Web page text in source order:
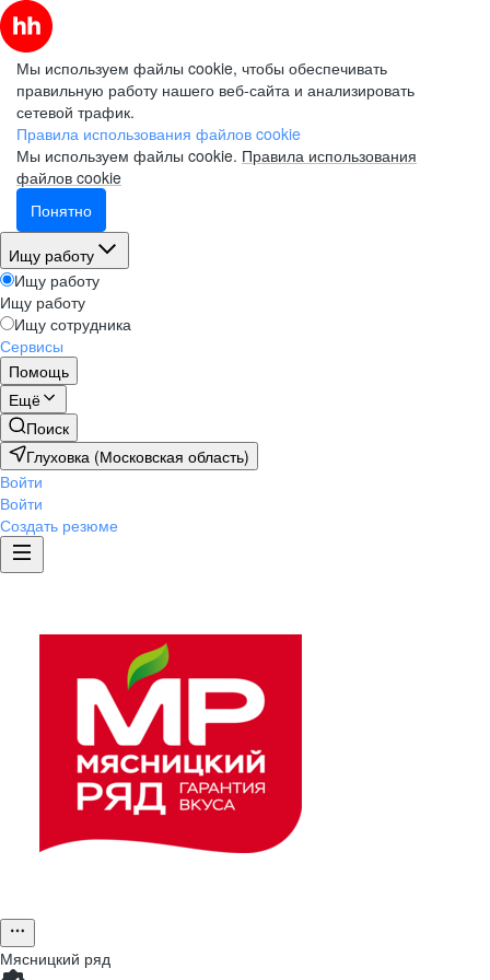
Мы используем файлы cookie, чтобы обеспечивать
правильную работу нашего веб-сайта и анализировать
сетевой трафик.
Правила использования файлов cookie
Мы используем файлы cookie. Правила использования
файлов cookie
Понятно
Ищу работу
Ищу работу
Ищу работу
Ищу сотрудника
Сервисы
Помощь
Ещё
Поиск
Глуховка (Московская область)
Войти
Войти
Создать резюме
Мясницкий ряд